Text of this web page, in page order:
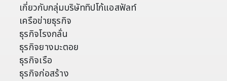
เกี่ยวกับกลุ่มบริษัททิปโก้แอสฟัลท์
เครือข่ายธุรกิจ
ธุรกิจโรงกลั่น
ธุรกิจยางมะตอย
ธุรกิจเรือ
ธุรกิจก่อสร้าง